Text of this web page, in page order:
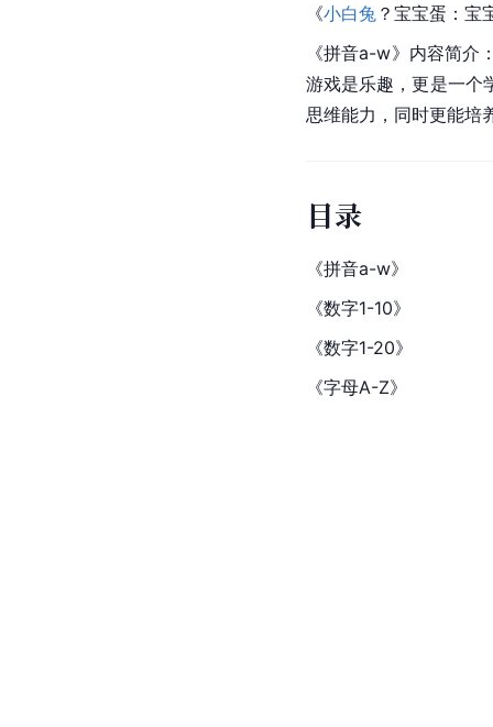
《小白兔 ？宝宝蛋：
《拼音a-w》内容简介
游戏是乐趣，更是一个
思维能力，同时更能培
目录
《拼音a-w》
《数字1-10》
《数字1-20》
《字母A-Z》